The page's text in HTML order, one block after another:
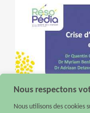
Nous respectons
Nous utilisons des cookies